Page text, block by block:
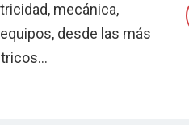
mecánica,
desde las más